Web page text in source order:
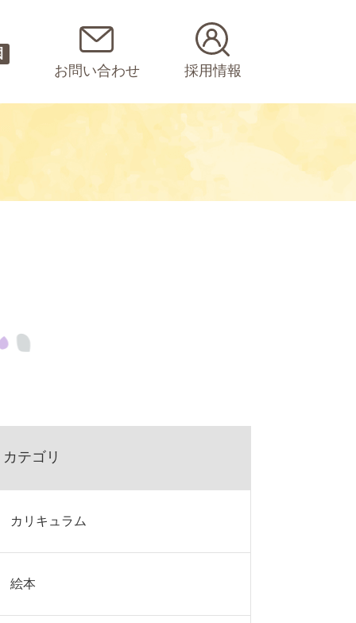
お問い合わせ 採用情報
カテゴリ
カリキュラム
絵本